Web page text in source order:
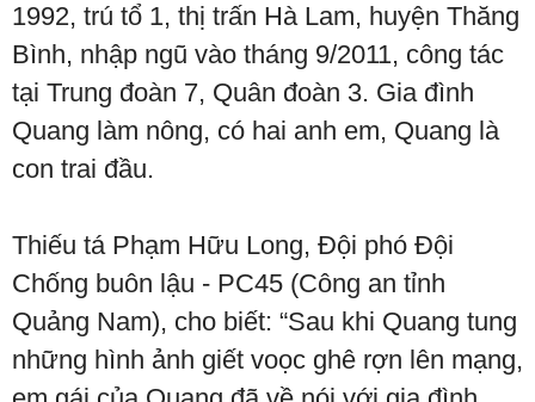
1992, trú tổ 1, thị trấn Hà Lam, huyện Thăng
Bình, nhập ngũ vào tháng 9/2011, công tác
tại Trung đoàn 7, Quân đoàn 3. Gia đình
Quang làm nông, có hai anh em, Quang là
con trai đầu.
Thiếu tá Phạm Hữu Long, Đội phó Đội
Chống buôn lậu - PC45 (Công an tỉnh
Quảng Nam), cho biết: “Sau khi Quang tung
những hình ảnh giết voọc ghê rợn lên mạng,